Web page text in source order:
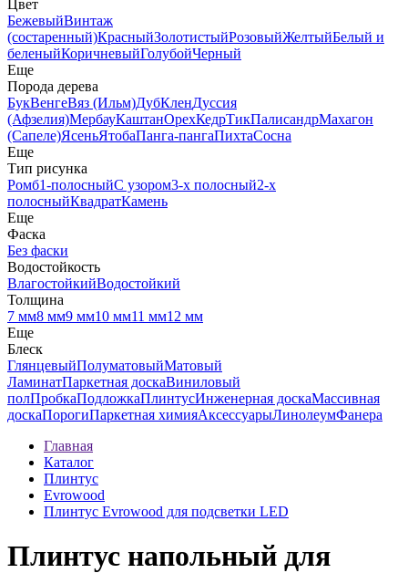
Цвет
БежевыйВинтаж
(состаренный)КрасныйЗолотистыйРозовыйЖелтыйБелый и
беленыйКоричневыйГолубойЧерный
Еще
Порода дерева
БукВенгеВяз (Ильм)ДубКленДуссия
(Афзелия)МербауКаштанОрехКедрТикПалисандрМахагон
(Сапеле)ЯсеньЯтобаПанга-пангаПихтаСосна
Еще
Тип рисунка
Ромб1-полосныйС узором3-х полосный2-х
полосныйКвадратКамень
Еще
Фаска
Без фаски
Водостойкость
ВлагостойкийВодостойкий
Толщина
7 мм8 мм9 мм10 мм11 мм12 мм
Еще
Блеск
ГлянцевыйПолуматовыйМатовый
ЛаминатПаркетная доскаВиниловый
полПробкаПодложкаПлинтусИнженерная доскаМассивная
доскаПорогиПаркетная химияАксессуарыЛинолеумФанера
Главная
Каталог
Плинтус
Evrowood
Плинтус Evrowood для подсветки LED
Плинтус напольный для